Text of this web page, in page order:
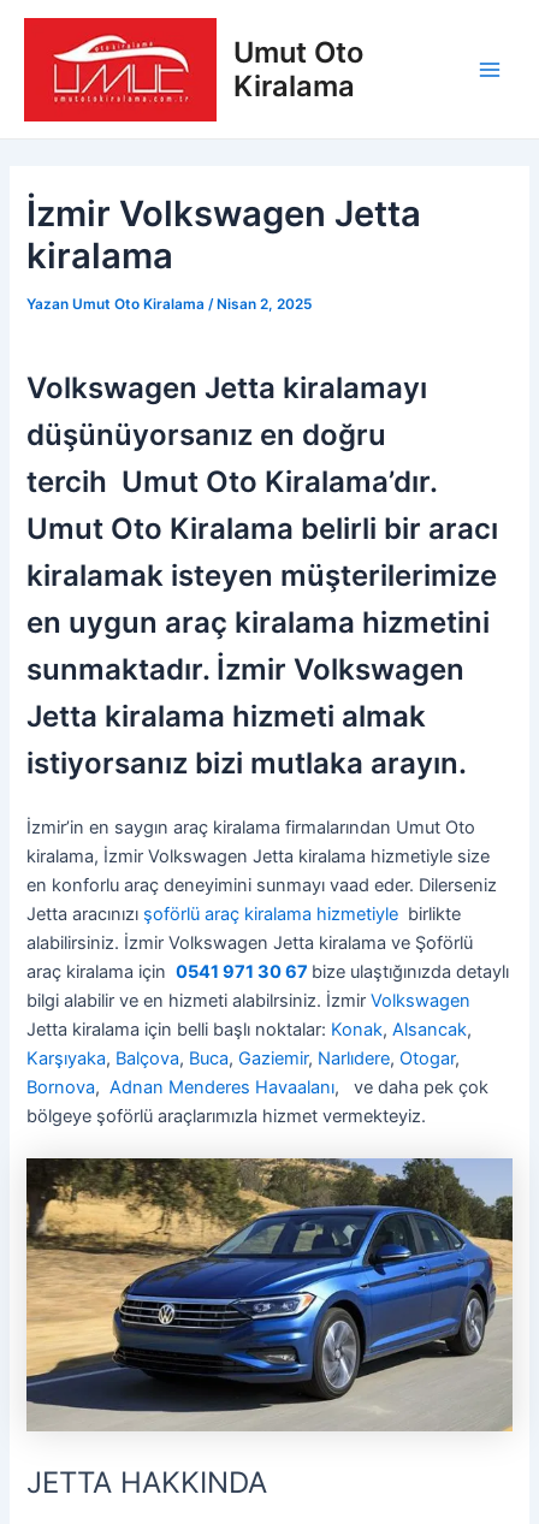
İçeriğe
Umut Oto
Kiralama
İzmir Volkswagen Jetta
kiralama
Yazan Umut Oto Kiralama/ Nisan 2, 2025
Volkswagen Jetta kiralamayı
düşünüyorsanız en doğru
tercih Umut Oto Kiralama’dır.
Umut Oto Kiralama belirli bir aracı
kiralamak isteyen müşterilerimize
en uygun araç kiralama hizmetini
sunmaktadır. İzmir Volkswagen
Jetta kiralama hizmeti almak
istiyorsanız bizi mutlaka arayın.
İzmir’in en saygın araç kiralama firmalarından Umut Oto
kiralama, İzmir Volkswagen Jetta kiralama hizmetiyle size
en konforlu araç deneyimini sunmayı vaad eder. Dilerseniz
Jetta aracınızı şoförlü araç kiralama hizmetiyle birlikte
alabilirsiniz. İzmir Volkswagen Jetta kiralama ve Şoförlü
araç kiralama için0541 971 30 67 bize ulaştığınızda detaylı
bilgi alabilir ve en hizmeti alabilrsiniz. İzmirVolkswagen
Jetta kiralama için belli başlı noktalar: Konak,Alsancak,
Karşıyaka, Balçova, Buca,Gaziemir, Narlıdere,Otogar,
Bornova,Adnan Menderes Havaalanı, ve daha pek çok
bölgeye şoförlü araçlarımızla hizmet vermekteyiz.
JETTA HAKKINDA
Yazı
dolaşımı